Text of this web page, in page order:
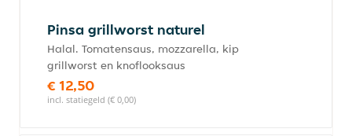
Pinsa grillworst naturel
Halal. Tomatensaus, mozzarella, kip
grillworst en knoflooksaus
€ 12,50
incl. statiegeld (€ 0,00)